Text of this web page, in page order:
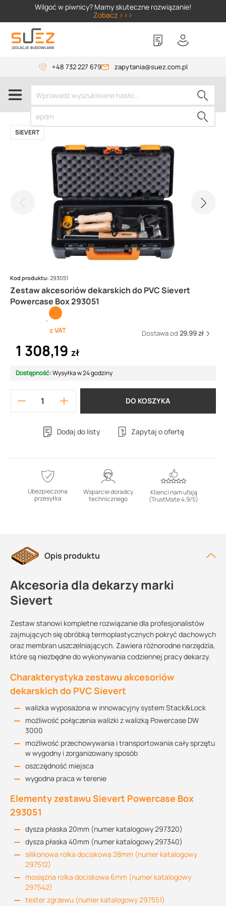
Wilgoć w piwnicy? Mamy skuteczne rozwiązanie!
Zobacz >>>
+48 732 227 679 zapytania@suez.com.pl
Zestaw akcesoriów dekarskich do PVC Sievert
Powercase Box 293051
SIEVERT
Kod produktu: 293051
z VAT Dostawa od 29.99 zł
1 308,19 zł
Dostępność:Wysyłka w 24 godziny
DO KOSZYKA
Dodaj do listy Zapytaj o ofertę
Ubezpieczona
przesyłka
Wsparcie doradcy
technicznego
Klienci nam ufają
(TrustMate 4.9/5)
Opis produktu
Akcesoria dla dekarzy marki
Sievert
Zestaw stanowi kompletne rozwiązanie dla profesjonalistów
zajmujących się obróbką termoplastycznych pokryć dachowych
oraz membran uszczelniających. Zawiera różnorodne narzędzia,
które są niezbędne do wykonywania codziennej pracy dekarzy.
Charakterystyka zestawu akcesoriów
dekarskich do PVC Sievert
walizka wyposażona w innowacyjny system Stack&Lock
możliwość połączenia walizki z walizką Powercase DW
3000
możliwość przechowywania i transportowania cały sprzętu
w wygodny i zorganizowany sposób
oszczędność miejsca
wygodna praca w terenie
Elementy zestawu Sievert Powercase Box
293051
dysza płaska 20mm (numer katalogowy 297320)
dysza płaska 40mm (numer katalogowy 297340)
silikonowa rolka dociskowa 28mm (numer katalogowy
297512)
mosiężna rolka dociskowa 6mm (numer katalogowy
297542)
tester zgrzewu (numer katalogowy 297551)